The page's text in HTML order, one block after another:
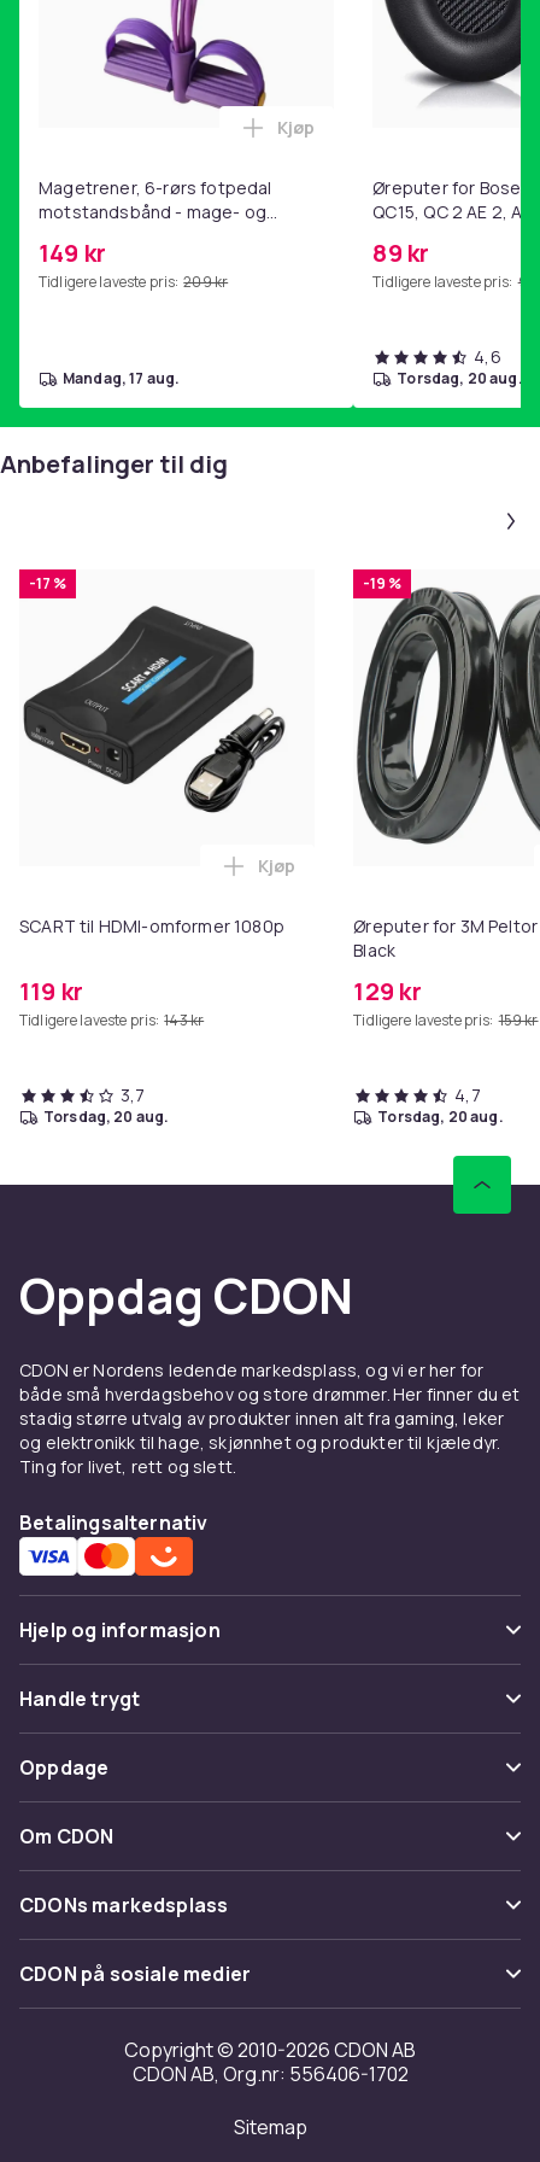
Magetrener, 6-rørs fotpedal
motstandsbånd - mage- og
hjemmegymnastikk Purple
149 kr
Tidligere laveste pris: 209 kr
Legg Magetrener, 6-rørs
Kjøp
mandag, 17 aug.
Øreputer for Bose
QC15, QC 2 AE 2, AE
89 kr
Tidligere laveste pris: 99
4,6
torsdag, 20 aug.
Anbefalinger til dig
-17 %
SCART til HDMI-omformer 1080p
119 kr
Tidligere laveste pris: 143 kr
Legg SCART til HDMI-omformer
Kjøp
3,7
torsdag, 20 aug.
-19 %
Øreputer for 3M Peltor
Black
129 kr
Tidligere laveste pris: 159 kr
4,7
torsdag, 20 aug.
Oppdag CDON
CDON er Nordens ledende markedsplass, og vi er her for
både små hverdagsbehov og store drømmer. Her finner du et
stadig større utvalg av produkter innen alt fra gaming, leker
og elektronikk til hage, skjønnhet og produkter til kjæledyr.
Ting for livet, rett og slett.
Betalingsalternativ
Hjelp og informasjon
Vanlige spørsmål
Spor pakke
Angre & returner her
Kontakt oss
Handle trygt
Betaling
Levering
Tilbakekallinger
Oppdage
Kategorier
Varemerker
Om CDON
Om oss
Kundeanmeldelser
Jobbe på CDON
Investor relations
Tilgjengelighet
CDONs markedsplass
Merchant Help Center
CDON på sosiale medier
Copyright © 2010-2026 CDON AB
CDON AB, Org.nr: 556406-1702
Sitemap